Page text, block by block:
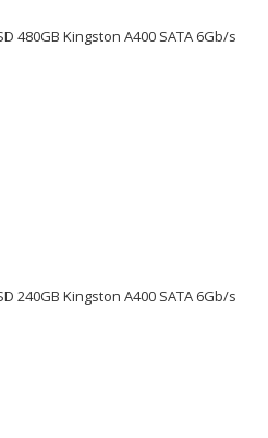
480GB Kingston A400 SATA 6Gb/s
240GB Kingston A400 SATA 6Gb/s